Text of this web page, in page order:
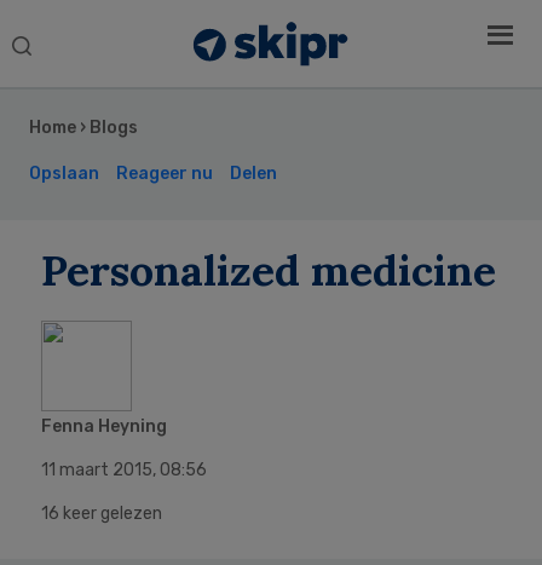
Search
Home › Blogs
Opslaan Reageer nu Delen
Personalized medicine
Fenna Heyning
11 maart 2015, 08:56
16 keer gelezen
Sidebar